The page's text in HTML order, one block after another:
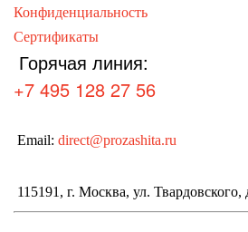
Конфиденциальность
Сертификаты
Горячая линия:
+7 495 128 27 56
Email: direct@prozashita.ru
115191, г. Москва, ул.